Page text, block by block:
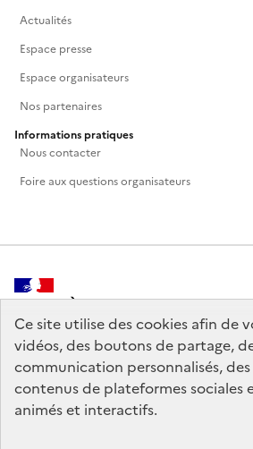
Ce site utilise des cookies afin de
vidéos, des boutons de partage,
communication personnalisés,
contenus de plateformes sociales
animés et interactifs.
Actualités
Espace presse
Espace organisateurs
Nos partenaires
Informations pratiques
Nous contacter
Foire aux questions organisateurs
MINISTÈRE
DE LA CULTURE
legifrance.gouv.fr